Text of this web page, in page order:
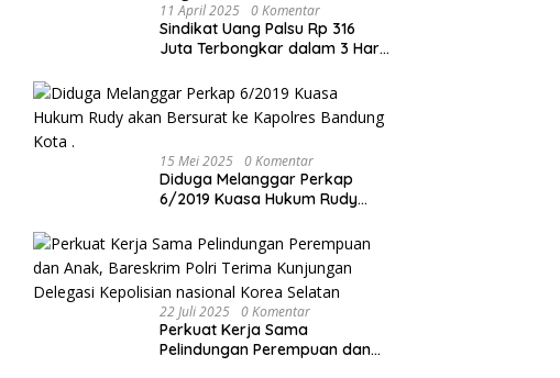
11 April 2025 0 Komentar
Sindikat Uang Palsu Rp 316
Juta Terbongkar dalam 3 Hari,
15 Mei 2025 0 Komentar
Diduga Melanggar Perkap
6/2019 Kuasa Hukum Rudy
Bandung Kota .
22 Juli 2025 0 Komentar
Perkuat Kerja Sama
Pelindungan Perempuan dan